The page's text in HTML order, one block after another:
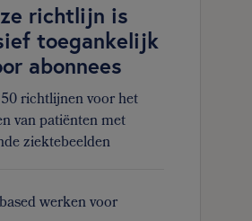
richtlijn is
toegankelijk
abonnees
richtlijnen voor het
van patiënten met
ziektebeelden
werken voor